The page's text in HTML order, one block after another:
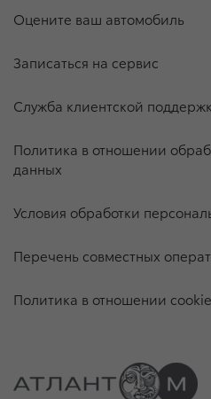
Оцените ваш автомобиль
Записаться на сервис
Служба клиентской
Политика в отношении
данных
Условия обработки
Перечень совместных
Политика в отношении